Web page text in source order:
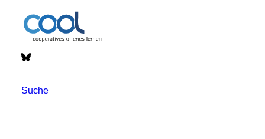
Suche